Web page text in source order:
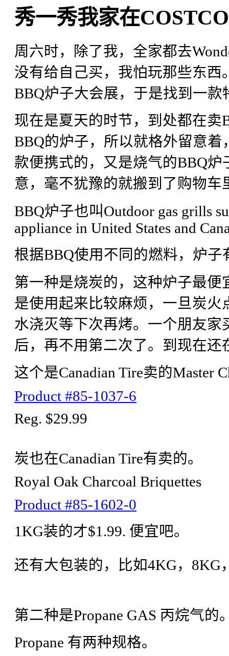
秀一秀我家在
周六时，除了我，全家都去
没有给自己买，我怕玩那些东西
BBQ炉子大会展，于是找到一
现在是夏天的时节，到处都在
BBQ的炉子，所以就格外留意着
款便携式的，又是烧气的BBQ
意，毫不犹豫的就搬到了购物车
BBQ炉子也叫Outdoor gas grills
appliance in United States and
根据BBQ使用不同的燃料，炉子
第一种是烧炭的，这种炉子最
是使用起来比较麻烦，一旦炭
水浇灭等下次再烤。一个朋友
后，再不用第二次了。到现在还
这个是Canadian Tire卖的Master
Product #85-1037-6
Reg. $29.99
炭也在Canadian Tire有卖的。
Royal Oak Charcoal Briquettes
Product #85-1602-0
1KG装的才$1.99. 便宜吧。
还有大包装的，比如4KG，8KG
第二种是Propane GAS 丙烷气的
Propane 有两种规格。